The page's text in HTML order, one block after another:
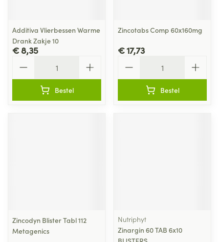
Additiva Vlierbessen Warme
Drank Zakje 10
€ 8,35
Bestel
Zincotabs Comp 60x160mg
€ 17,73
Bestel
Zincodyn Blister Tabl 112
Metagenics
Nutriphyt
Zinargin 60 TAB 6x10